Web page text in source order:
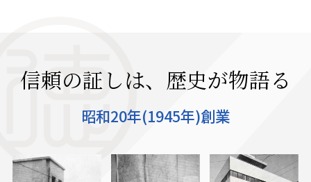
信頼の証しは、歴史が物語る
昭和20年(1945年)創業